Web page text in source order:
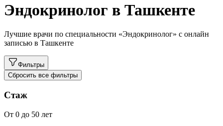
Эндокринолог в Ташкенте
Лучшие врачи по специальности «Эндокринолог» с онлайн
записью в Ташкенте
Фильтры
Сбросить все фильтры
Стаж
От 0 до 50 лет